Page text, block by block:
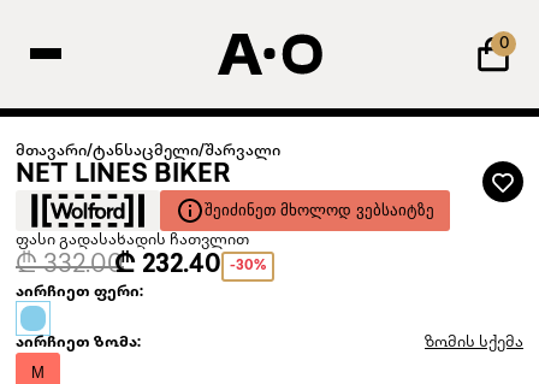
0
მთავარი/ტანსაცმელი/შარვალი
NET LINES BIKER
ᲨᲔᲘᲫᲘᲜᲔᲗ ᲛᲮᲝᲚᲝᲓ ᲕᲔᲑᲡᲐᲘᲢᲖᲔ
ფასი გადასახადის ჩათვლით
₾ 332.00₾ 232.40 -30%
აირჩიეთ ფერი:
აირჩიეთ ზომა: ზომის სქემა
M